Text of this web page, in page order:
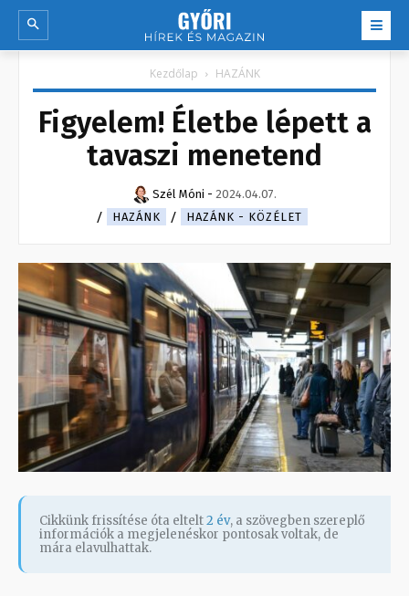
Kezdőlap HAZÁNK
Figyelem! Életbe lépett a
tavaszi menetend
Szél Móni - 2024.04.07.
HAZÁNK
HAZÁNK - KÖZÉLET
Cikkünk frissítése óta eltelt2 év, a szövegben szereplő
információk a megjelenéskor pontosak voltak, de
mára elavulhattak.